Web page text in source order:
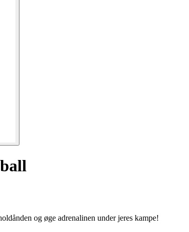
og øge adrenalinen under jeres kampe!